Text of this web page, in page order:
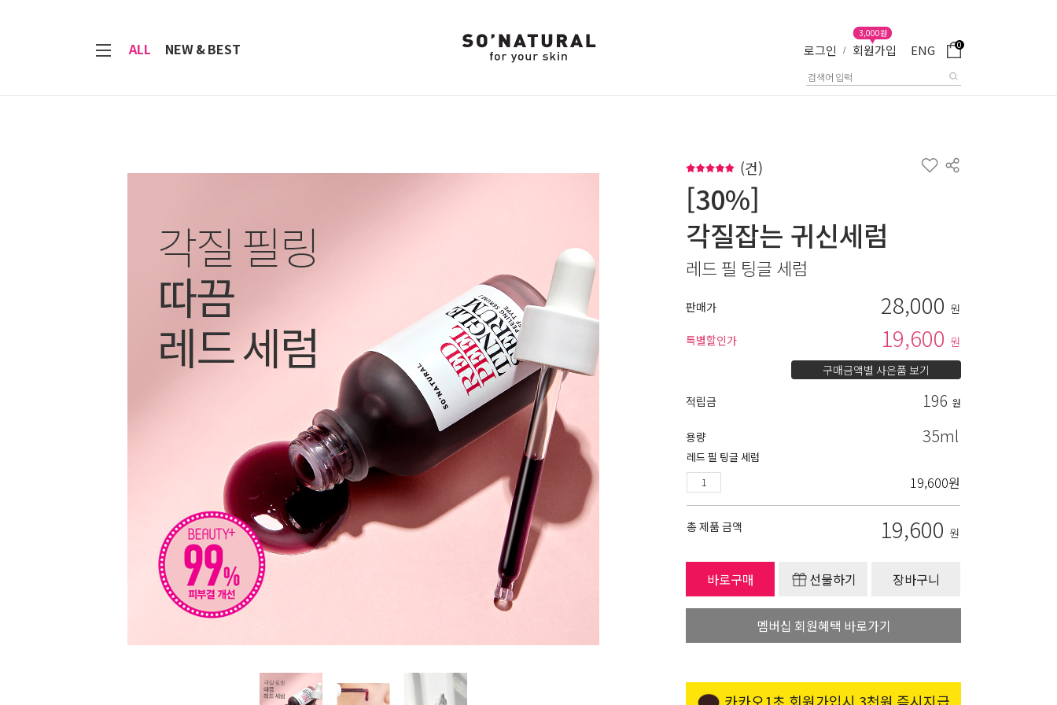
ALL NEW & BEST 로그인 / 회원가입
3,000원
ENG 0
(건)
[30%]
각질잡는 귀신세럼
레드 필 팅글 세럼
판매가 28,000 원
특별할인가
19,600 원
구매금액별 사은품 보기
적립금
196 원
용량 35ml
레드 필 팅글 세럼
19,600원
총 제품 금액 19,600 원
바로구매 선물하기 장바구니
멤버십 회원혜택 바로가기